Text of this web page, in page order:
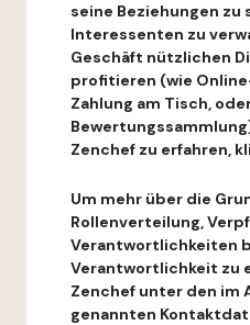
seine Beziehungen zu
Interessenten zu
Geschäft nützlichen
profitieren (wie
Zahlung am Tisch,
Zenchef zu erfahren,
Um mehr über die
Rollenverteilung,
Verantwortlichkeiten
Verantwortlichkeit zu
Zenchef unter den im
genannten